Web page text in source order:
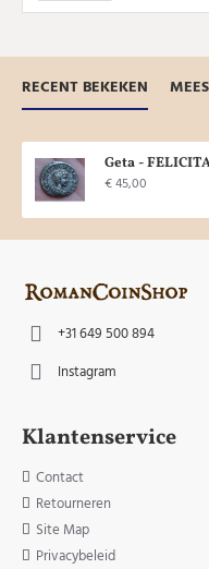
RECENT BEKEKEN
€ 45,00
+31 649 500 894
Instagram
Klantenservice
Contact
Retourneren
Site Map
Privacybeleid